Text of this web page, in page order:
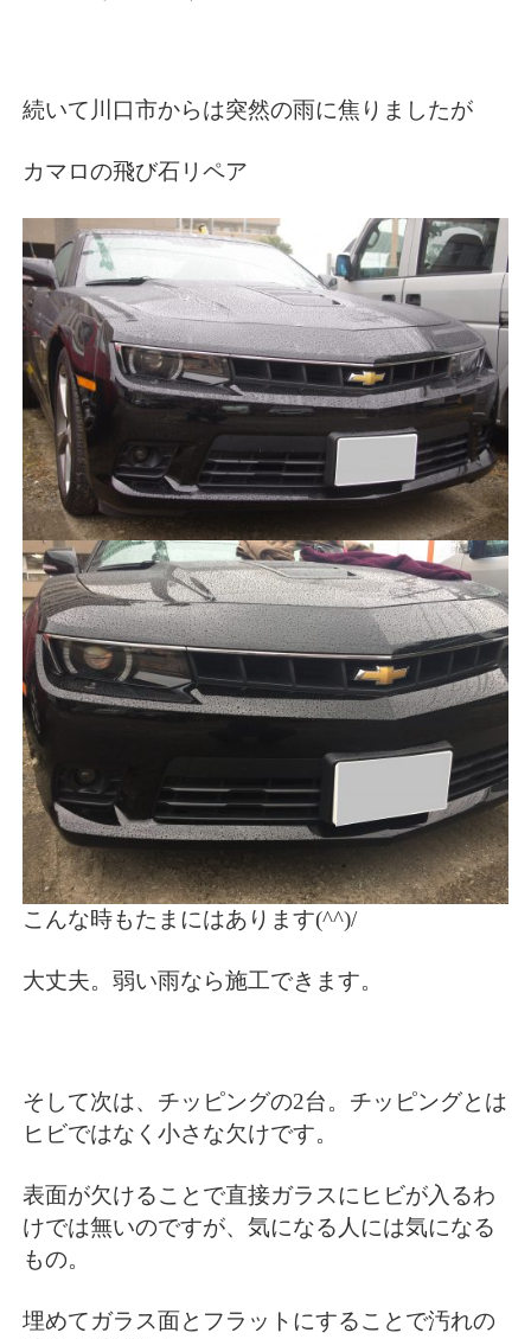
続いて川口市からは突然の雨に焦りましたが
カマロの飛び石リペア
こんな時もたまにはあります(^^)/
大丈夫。弱い雨なら施工できます。
そして次は、チッピングの2台。チッピングとは
ヒビではなく小さな欠けです。
表面が欠けることで直接ガラスにヒビが入るわ
けでは無いのですが、気になる人には気になる
もの。
埋めてガラス面とフラットにすることで汚れの